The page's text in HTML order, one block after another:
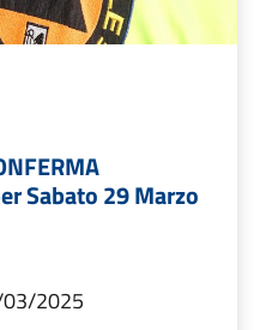
Sabato 29 Marzo
2025